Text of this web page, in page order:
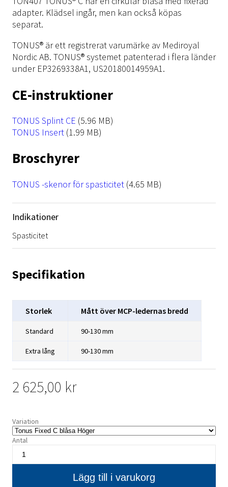
adapter. Klädsel ingår, men kan också köpas
separat.
TONUS® är ett registrerat varumärke av Mediroyal
Nordic AB. TONUS® systemet patenterad i flera länder
under EP3269338A1, US20180014959A1.
CE-instruktioner
File
TONUS Splint CE (5.96 MB)
File
TONUS Insert (1.99 MB)
Broschyrer
File
TONUS -skenor för spasticitet (4.65 MB)
Indikationer
Spasticitet
Specifikation
Storlek Mått över MCP-ledernas bredd
Standard 90-130 mm
Extra lång 90-130 mm
2 625,00 kr
Variation
Antal